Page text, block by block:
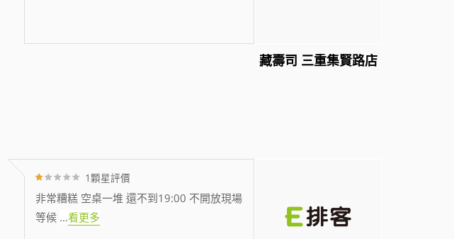
藏壽司 三重集賢路店
1顆星評價
非常糟糕 空桌一堆 還不到19:00 不開放現場
等候 ...看更多